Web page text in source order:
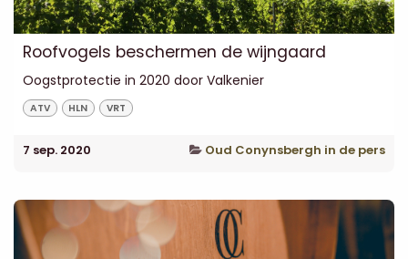
Roofvogels beschermen de wijngaard
Oogstprotectie in 2020 door Valkenier
ATV HLN VRT
7 sep. 2020 Oud Conynsbergh in de pers